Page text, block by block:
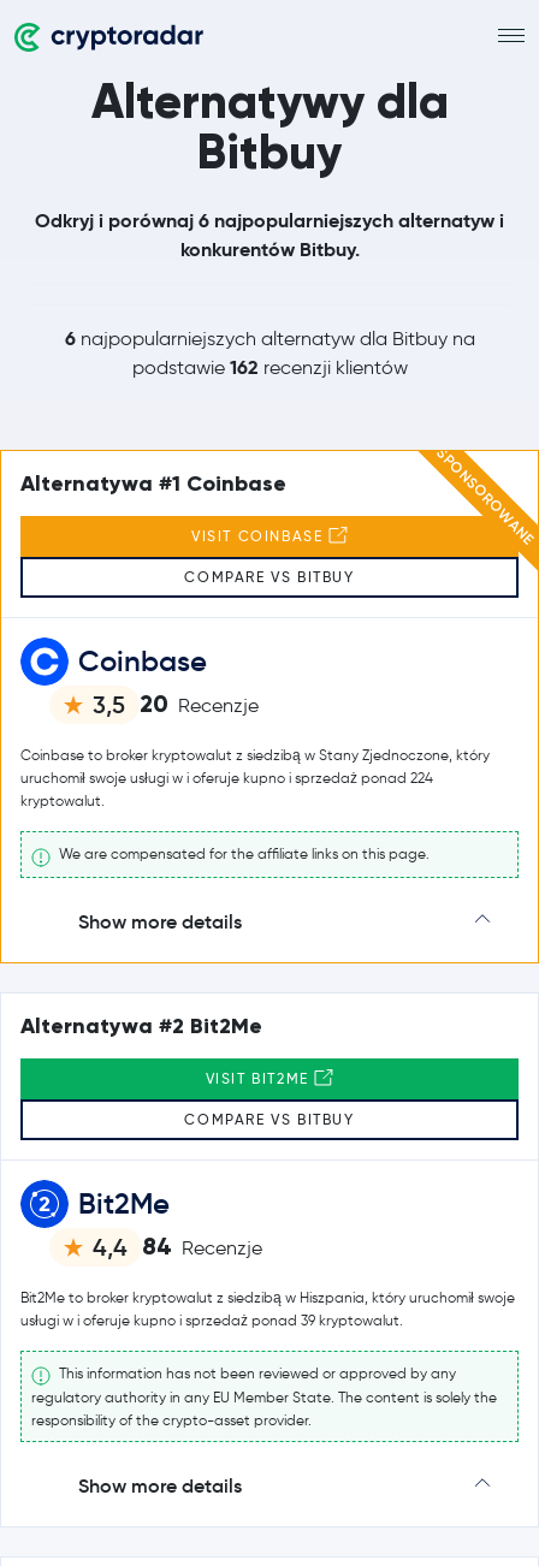
Alternatywy dla
Bitbuy
Odkryj i porównaj 6 najpopularniejszych alternatyw i
konkurentów Bitbuy.
6najpopularniejszych alternatyw dla Bitbuy na
podstawie 162 recenzji klientów
SPONSOROWANE
Coinbase
3,5 20 Recenzje
Coinbase to broker kryptowalut z siedzibą w Stany Zjednoczone, który
uruchomił swoje usługi w i oferuje kupno i sprzedaż ponad 224
kryptowalut.
We are compensated for the affiliate links on this page.
Show more details
Alternatywa #1 Coinbase
VISIT COINBASE
COMPARE VS BITBUY
Bit2Me
4,4 84 Recenzje
Bit2Me to broker kryptowalut z siedzibą w Hiszpania, który uruchomił swoje
usługi w i oferuje kupno i sprzedaż ponad 39 kryptowalut.
This information has not been reviewed or approved by any
regulatory authority in any EU Member State. The content is solely the
responsibility of the crypto-asset provider.
Show more details
Alternatywa #2 Bit2Me
VISIT BIT2ME
COMPARE VS BITBUY